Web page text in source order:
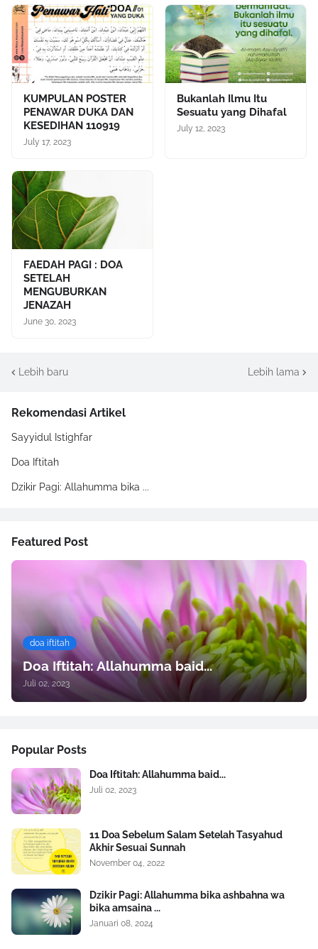
KUMPULAN POSTER
PENAWAR DUKA DAN
KESEDIHAN 110919
July 17, 2023
Bukanlah Ilmu Itu
Sesuatu yang Dihafal
July 12, 2023
FAEDAH PAGI : DOA
SETELAH
MENGUBURKAN
JENAZAH
June 30, 2023
Lebih baru Lebih lama
Rekomendasi Artikel
Sayyidul Istighfar
Doa Iftitah
Dzikir Pagi: Allahumma bika ...
Featured Post
doa iftitah
Doa Iftitah: Allahumma baid...
Juli 02, 2023
Popular Posts
Doa Iftitah: Allahumma baid...
Juli 02, 2023
11 Doa Sebelum Salam Setelah Tasyahud
Akhir Sesuai Sunnah
November 04, 2022
Dzikir Pagi: Allahumma bika ashbahna wa
bika amsaina ...
Januari 08, 2024